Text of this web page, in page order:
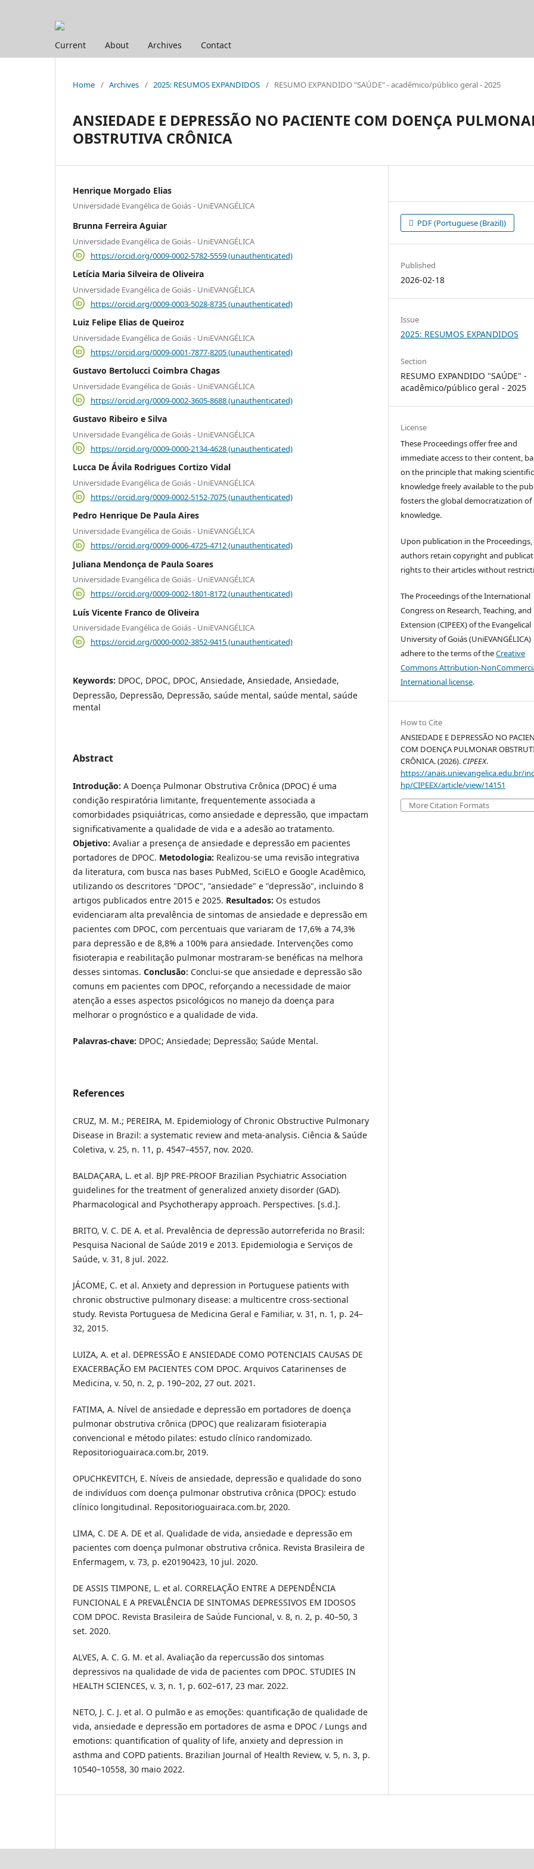
Current About Archives Contact
Home / Archives / 2025: RESUMOS EXPANDIDOS / RESUMO EXPANDIDO "SAÚDE" - acadêmico/público geral - 2025
ANSIEDADE E DEPRESSÃO NO PACIENTE COM DOENÇA
OBSTRUTIVA CRÔNICA
Henrique Morgado Elias
Universidade Evangélica de Goiás - UniEVANGÉLICA
Brunna Ferreira Aguiar
Universidade Evangélica de Goiás - UniEVANGÉLICA
https://orcid.org/0009-0002-5782-5559 (unauthenticated)
Letícia Maria Silveira de Oliveira
Universidade Evangélica de Goiás - UniEVANGÉLICA
https://orcid.org/0009-0003-5028-8735 (unauthenticated)
Luiz Felipe Elias de Queiroz
Universidade Evangélica de Goiás - UniEVANGÉLICA
https://orcid.org/0009-0001-7877-8205 (unauthenticated)
Gustavo Bertolucci Coimbra Chagas
Universidade Evangélica de Goiás - UniEVANGÉLICA
https://orcid.org/0009-0002-3605-8688 (unauthenticated)
Gustavo Ribeiro e Silva
Universidade Evangélica de Goiás - UniEVANGÉLICA
https://orcid.org/0009-0000-2134-4628 (unauthenticated)
Lucca De Ávila Rodrigues Cortizo Vidal
Universidade Evangélica de Goiás - UniEVANGÉLICA
https://orcid.org/0009-0002-5152-7075 (unauthenticated)
Pedro Henrique De Paula Aires
Universidade Evangélica de Goiás - UniEVANGÉLICA
https://orcid.org/0009-0006-4725-4712 (unauthenticated)
Juliana Mendonça de Paula Soares
Universidade Evangélica de Goiás - UniEVANGÉLICA
https://orcid.org/0009-0002-1801-8172 (unauthenticated)
Luís Vicente Franco de Oliveira
Universidade Evangélica de Goiás - UniEVANGÉLICA
https://orcid.org/0000-0002-3852-9415 (unauthenticated)
Keywords: DPOC, DPOC, DPOC, Ansiedade, Ansiedade, Ansiedade,
Depressão, Depressão, Depressão, saúde mental, saúde mental, saúde
mental
Abstract
Introdução: A Doença Pulmonar Obstrutiva Crônica (DPOC) é uma
condição respiratória limitante, frequentemente associada a
comorbidades psiquiátricas, como ansiedade e depressão, que impactam
significativamente a qualidade de vida e a adesão ao tratamento.
Objetivo: Avaliar a presença de ansiedade e depressão em pacientes
portadores de DPOC. Metodologia: Realizou-se uma revisão integrativa
da literatura, com busca nas bases PubMed, SciELO e Google Acadêmico,
utilizando os descritores "DPOC", "ansiedade" e "depressão", incluindo 8
artigos publicados entre 2015 e 2025. Resultados: Os estudos
evidenciaram alta prevalência de sintomas de ansiedade e depressão em
pacientes com DPOC, com percentuais que variaram de 17,6% a 74,3%
para depressão e de 8,8% a 100% para ansiedade. Intervenções como
fisioterapia e reabilitação pulmonar mostraram-se benéficas na melhora
desses sintomas. Conclusão: Conclui-se que ansiedade e depressão são
comuns em pacientes com DPOC, reforçando a necessidade de maior
atenção a esses aspectos psicológicos no manejo da doença para
melhorar o prognóstico e a qualidade de vida.
Palavras-chave: DPOC; Ansiedade; Depressão; Saúde Mental.
References
CRUZ, M. M.; PEREIRA, M. Epidemiology of Chronic Obstructive Pulmonary
Disease in Brazil: a systematic review and meta-analysis. Ciência & Saúde
Coletiva, v. 25, n. 11, p. 4547–4557, nov. 2020.
BALDAÇARA, L. et al. BJP PRE-PROOF Brazilian Psychiatric Association
guidelines for the treatment of generalized anxiety disorder (GAD).
Pharmacological and Psychotherapy approach. Perspectives. [s.d.].
BRITO, V. C. DE A. et al. Prevalência de depressão autorreferida no Brasil:
Pesquisa Nacional de Saúde 2019 e 2013. Epidemiologia e Serviços de
Saúde, v. 31, 8 jul. 2022.
JÁCOME, C. et al. Anxiety and depression in Portuguese patients with
chronic obstructive pulmonary disease: a multicentre cross-sectional
study. Revista Portuguesa de Medicina Geral e Familiar, v. 31, n. 1, p. 24–
32, 2015.
LUIZA, A. et al. DEPRESSÃO E ANSIEDADE COMO POTENCIAIS CAUSAS DE
EXACERBAÇÃO EM PACIENTES COM DPOC. Arquivos Catarinenses de
Medicina, v. 50, n. 2, p. 190–202, 27 out. 2021.
FATIMA, A. Nível de ansiedade e depressão em portadores de doença
pulmonar obstrutiva crônica (DPOC) que realizaram fisioterapia
convencional e método pilates: estudo clínico randomizado.
Repositorioguairaca.com.br, 2019.
OPUCHKEVITCH, E. Níveis de ansiedade, depressão e qualidade do sono
de indivíduos com doença pulmonar obstrutiva crônica (DPOC): estudo
clínico longitudinal. Repositorioguairaca.com.br, 2020.
LIMA, C. DE A. DE et al. Qualidade de vida, ansiedade e depressão em
pacientes com doença pulmonar obstrutiva crônica. Revista Brasileira de
Enfermagem, v. 73, p. e20190423, 10 jul. 2020.
DE ASSIS TIMPONE, L. et al. CORRELAÇÃO ENTRE A DEPENDÊNCIA
FUNCIONAL E A PREVALÊNCIA DE SINTOMAS DEPRESSIVOS EM IDOSOS
COM DPOC. Revista Brasileira de Saúde Funcional, v. 8, n. 2, p. 40–50, 3
set. 2020.
ALVES, A. C. G. M. et al. Avaliação da repercussão dos sintomas
depressivos na qualidade de vida de pacientes com DPOC. STUDIES IN
HEALTH SCIENCES, v. 3, n. 1, p. 602–617, 23 mar. 2022.
NETO, J. C. J. et al. O pulmão e as emoções: quantificação de qualidade de
vida, ansiedade e depressão em portadores de asma e DPOC / Lungs and
emotions: quantification of quality of life, anxiety and depression in
asthma and COPD patients. Brazilian Journal of Health Review, v. 5, n. 3, p.
10540–10558, 30 maio 2022.
PDF (Portuguese (Brazil))
Published
2026-02-18
Issue
2025: RESUMOS EXPANDIDOS
Section
RESUMO EXPANDIDO "SAÚDE" -
acadêmico/público geral - 2025
License
These Proceedings offer free and
immediate access to their content,
on the principle that making scientific
knowledge freely available to the
fosters the global democratization of
knowledge.
Upon publication in the Proceedings,
authors retain copyright and
rights to their articles without
The Proceedings of the International
Congress on Research, Teaching, and
Extension (CIPEEX) of the Evangelical
University of Goiás (UniEVANGÉLICA)
adhere to the terms of theCreative
Commons Attribution-
International license.
How to Cite
ANSIEDADE E DEPRESSÃO NO
COM DOENÇA PULMONAR
CRÔNICA. (2026). CIPEEX.
https://anais.unievangelica.edu.br/
hp/CIPEEX/article/view/14151
More Citation Formats